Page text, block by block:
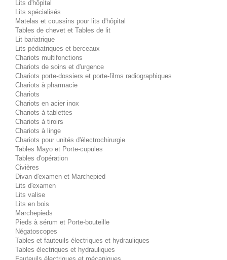
Lits d'hôpital
Lits spécialisés
Matelas et coussins pour lits d'hôpital
Tables de chevet et Tables de lit
Lit bariatrique
Lits pédiatriques et berceaux
Chariots multifonctions
Chariots de soins et d'urgence
Chariots porte-dossiers et porte-films radiographiques
Chariots à pharmacie
Chariots
Chariots en acier inox
Chariots à tablettes
Chariots à tiroirs
Chariots à linge
Chariots pour unités d'électrochirurgie
Tables Mayo et Porte-cupules
Tables d'opération
Civières
Divan d'examen et Marchepied
Lits d'examen
Lits valise
Lits en bois
Marchepieds
Pieds à sérum et Porte-bouteille
Négatoscopes
Tables et fauteuils électriques et hydrauliques
Tables électriques et hydrauliques